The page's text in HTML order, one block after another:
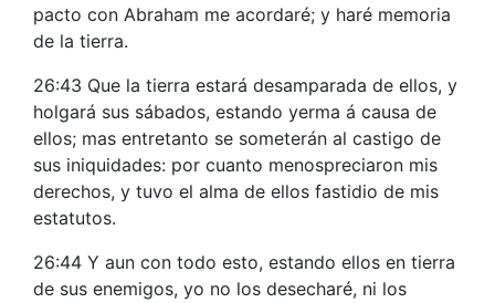
pacto con Abraham me acordaré; y haré memoria
de la tierra.
26:43 Que la tierra estará desamparada de ellos, y
holgará sus sábados, estando yerma á causa de
ellos; mas entretanto se someterán al castigo de
sus iniquidades: por cuanto menospreciaron mis
derechos, y tuvo el alma de ellos fastidio de mis
estatutos.
26:44 Y aun con todo esto, estando ellos en tierra
de sus enemigos, yo no los desecharé, ni los